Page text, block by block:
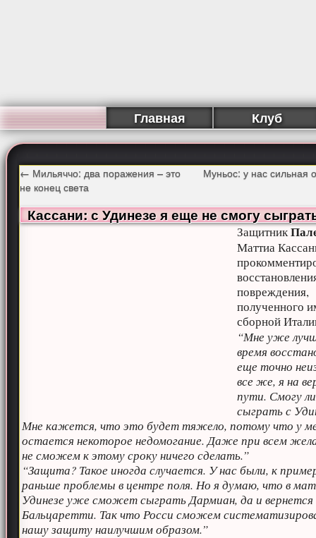
Главная Клуб
← Мильяччо: два поражения – это
не конец света
Муньос: у нас сильная
Кассани: с Удинезе я еще не смогу
Защитник
Маттиа
повреждения,
полученного
сборной
“Мне уже
время
еще точно
все же, я на
пути. Смогу ли
сыграть с
Мне кажется, что это будет тяжело, потому что у
остается некоторое недомогание. Даже при всем
не сможем к этому сроку ничего сделать.”
“Защита? Такое иногда случается. У нас были, к
раньше проблемы в центре поля. Но я думаю, что в
Удинезе уже сможет сыграть Дармиан, да и вернется
Бальцаретти. Так что Росси сможем
нашу защиту наилучшим образом.”